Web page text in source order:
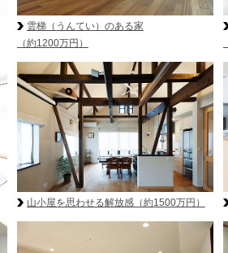
雲梯（うんてい）のある家
（約1200万円）
山小屋を思わせる解放感（約1500万円）